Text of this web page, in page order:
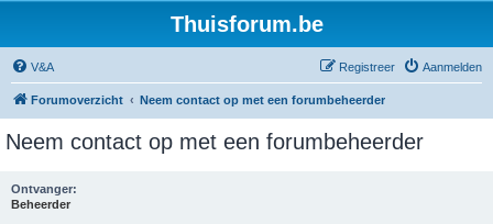
Thuisforum.be
V&A Aanmelden
Registreer
Forumoverzicht Neem contact op met een forumbeheerder
Neem contact op met een forumbeheerder
Ontvanger:
Beheerder